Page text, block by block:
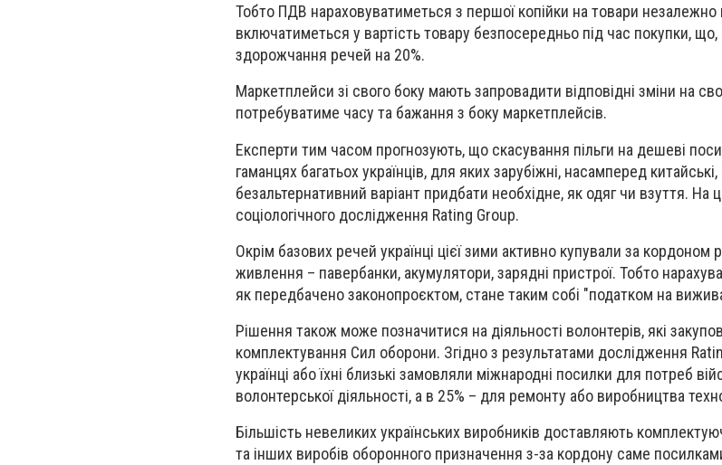
Тобто ПДВ нараховуватиметься з першої копійки на товари незалежно
включатиметься у вартість товару безпосередньо під час покупки,
здорожчання речей на 20%.
Маркетплейси зі свого боку мають запровадити відповідні зміни на
потребуватиме часу та бажання з боку маркетплейсів.
Експерти тим часом прогнозують, що скасування пільги на дешеві
гаманцях багатьох українців, для яких зарубіжні, насамперед
безальтернативний варіант придбати необхідне, як одяг чи взуття. На
соціологічного дослідження Rating Group.
Окрім базових речей українці цієї зими активно купували за кордоном
живлення – павербанки, акумулятори, зарядні пристрої. Тобто
як передбачено законопроєктом, стане таким собі "податком на
Рішення також може позначитися на діяльності волонтерів, які
комплектування Сил оборони. Згідно з результатами дослідження
українці або їхні близькі замовляли міжнародні посилки для потреб
волонтерської діяльності, а в 25% – для ремонту або виробництва
Більшість невеликих українських виробників доставляють
та інших виробів оборонного призначення з-за кордону саме